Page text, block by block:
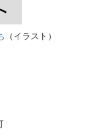
（イラスト）